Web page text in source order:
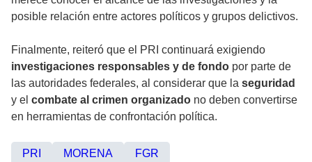
posible relación entre actores políticos y grupos delictivos.
Finalmente, reiteró que el PRI continuará exigiendo
investigaciones responsables y de fondo por parte de
las autoridades federales, al considerar que la seguridad
y el combate al crimen organizado no deben convertirse
en herramientas de confrontación política.
PRI MORENA FGR